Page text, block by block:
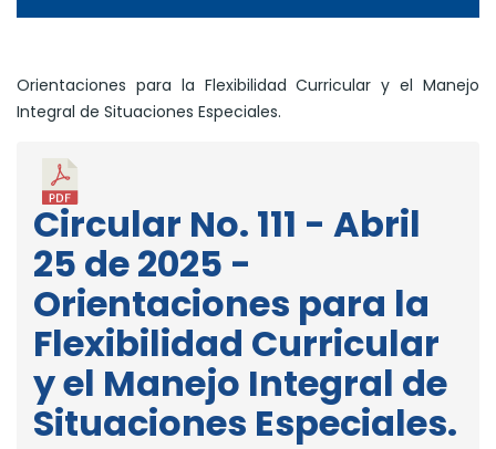
Orientaciones para la Flexibilidad Curricular y el Manejo
Integral de Situaciones Especiales.
Circular No. 111 - Abril
25 de 2025 -
Orientaciones para la
Flexibilidad Curricular
y el Manejo Integral de
Situaciones Especiales.